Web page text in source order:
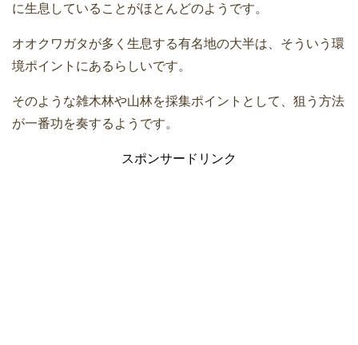
に生息していることがほとんどのようです。
オオクワガタが多く生息する有名地の大半は、そういう環
境ポイントにあるらしいです。
そのような雑木林や山林を採集ポイントとして、狙う方法
が一番功を奏するようです。
スポンサードリンク